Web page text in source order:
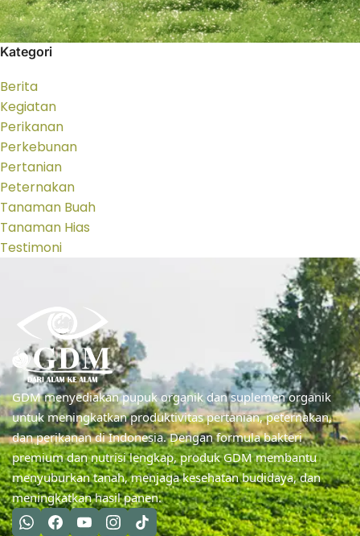
Kategori
Berita
Kegiatan
Perikanan
Perkebunan
Pertanian
Peternakan
Tanaman Buah
Tanaman Hias
Testimoni
GDM menyediakan pupuk organik dan suplemen organik
untuk meningkatkan produktivitas pertanian, peternakan,
dan perikanan di Indonesia. Dengan formula bakteri
premium dan nutrisi lengkap, produk GDM membantu
menyuburkan tanah, menjaga kesehatan budidaya, dan
meningkatkan hasil panen.